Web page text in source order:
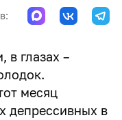
в глазах –
месяц
депрессивных в